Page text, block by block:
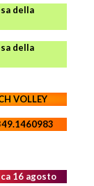
della
della
VOLLEY
16 agosto